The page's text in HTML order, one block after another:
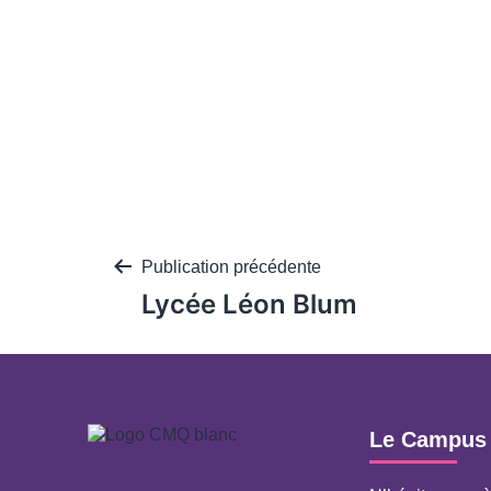
Publication précédente
Lycée Léon Blum
Le Campus